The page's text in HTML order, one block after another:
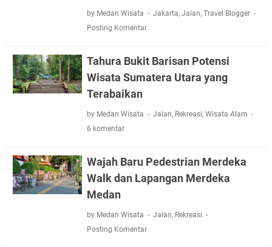
by Medan Wisata Jakarta, Jalan, Travel Blogger
Posting Komentar
Tahura Bukit Barisan Potensi
Wisata Sumatera Utara yang
Terabaikan
by Medan Wisata Jalan, Rekreasi, Wisata Alam
6 komentar
Wajah Baru Pedestrian Merdeka
Walk dan Lapangan Merdeka
Medan
by Medan Wisata Jalan, Rekreasi
Posting Komentar